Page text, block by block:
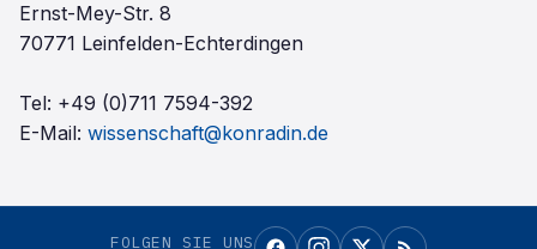
Ernst-Mey-Str. 8
70771 Leinfelden-Echterdingen
Tel: +49 (0)711 7594-392
E-Mail: wissenschaft@konradin.de
FOLGEN SIE UNS